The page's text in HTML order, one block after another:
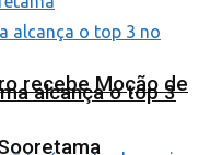
recebe Moção de
alcança o top 3